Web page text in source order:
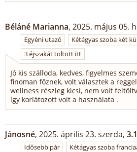
Béláné Marianna, 2025. május 05.
Egyéni utazó
Kétágyas szoba két
3 éjszakát töltött itt
Jó kis szálloda, kedves, figyelmes
finoman főznek, volt választek a
wellness részleg kicsi, nem volt
így korlátozott volt a használata .
Jánosné, 2025. április 23. szerda,
Idősebb pár
Kétágyas szoba